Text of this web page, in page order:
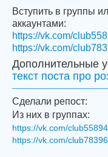
Вступить в группы
аккаунтами:
https://vk.com/
https://vk.com/
Дополнительные
текст поста про
Сделали репост:
Из них в группах:
https://vk.com/
https://vk.com/